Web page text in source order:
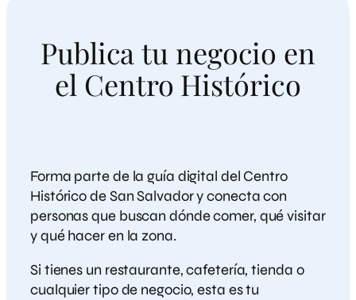
Publica tu negocio en
el Centro Histórico
Forma parte de la guía digital del Centro
Histórico de San Salvador y conecta con
personas que buscan dónde comer, qué visitar
y qué hacer en la zona.
Si tienes un restaurante, cafetería, tienda o
cualquier tipo de negocio, esta es tu